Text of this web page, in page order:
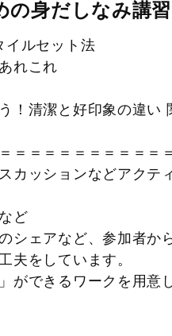
の身だしなみ講習
イルセット法
れこれ
！清潔と好印象の違い
＝＝＝＝＝＝＝＝＝＝
カッションなどアクテ
ど
シェアなど、参加者か
夫をしています。
ができるワークを用意